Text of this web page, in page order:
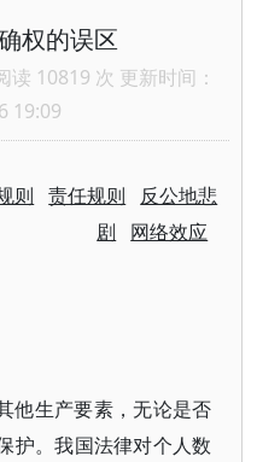
权的误区
读 10819 次 更新时间：
19:09
则 责任规则
反公地悲
剧
网络效应
他生产要素，无论是否
护。我国法律对个人数